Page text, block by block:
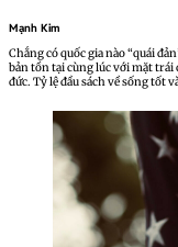
Mạnh Kim
Chẳng có quốc gia nào “quái
bản tồn tại cùng lúc với mặt trái
đức. Tỷ lệ đầu sách về sống tốt